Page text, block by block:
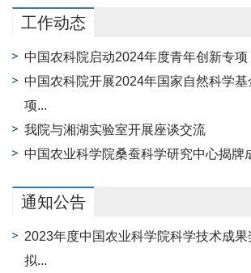
工作动态
中国农科院启动2024年度青年创新专项
中国农科院开展2024年国家自然科学基
项...
我院与湘湖实验室开展座谈交流
中国农业科学院桑蚕科学研究中心揭牌
通知公告
2023年度中国农业科学院科学技术成果
拟...